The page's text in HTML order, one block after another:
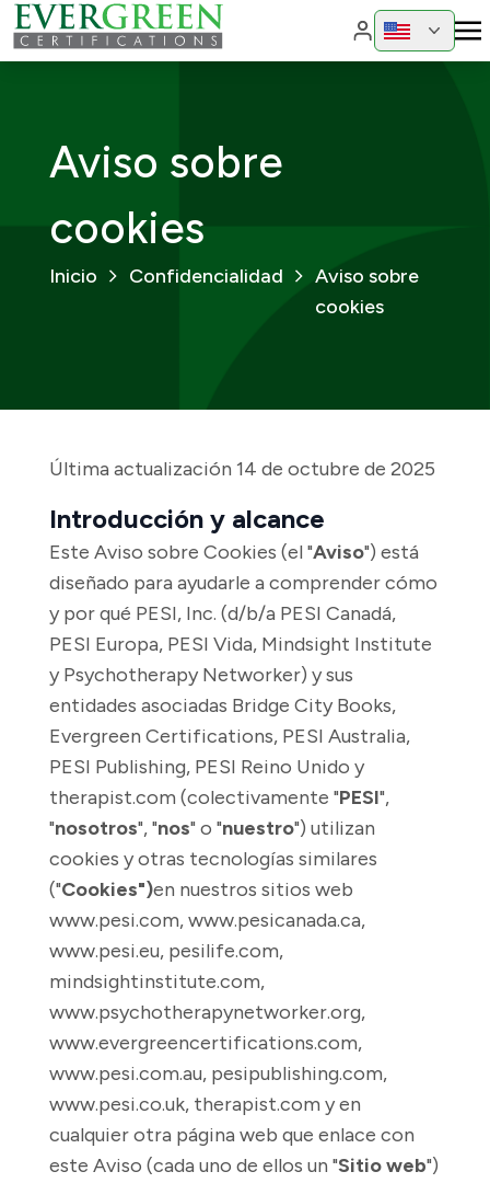
Cambiar de
Aviso sobre
cookies
Inicio Confidencialidad
Aviso sobre
cookies
Última actualización 14 de octubre de 2025
Introducción y alcance
Este Aviso sobre Cookies (el "Aviso") está
diseñado para ayudarle a comprender cómo
y por qué PESI, Inc. (d/b/a PESI Canadá,
PESI Europa, PESI Vida, Mindsight Institute
y Psychotherapy Networker) y sus
entidades asociadas Bridge City Books,
Evergreen Certifications, PESI Australia,
PESI Publishing, PESI Reino Unido y
therapist.com (colectivamente "PESI",
"nosotros", "nos" o "nuestro") utilizan
cookies y otras tecnologías similares
("Cookies")en nuestros sitios web
www.pesi.com,www.pesicanada.ca,
www.pesi.eu, pesilife.com,
mindsightinstitute.com,
www.psychotherapynetworker.org,
www.evergreencertifications.com,
www.pesi.com.au, pesipublishing.com,
www.pesi.co.uk, therapist.com y en
cualquier otra página web que enlace con
este Aviso (cada uno de ellos un "Sitio web")